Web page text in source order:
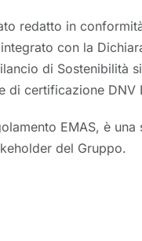
redatto in
con la
di Sostenibilità
certificazione DNV
EMAS, è
del Gruppo.